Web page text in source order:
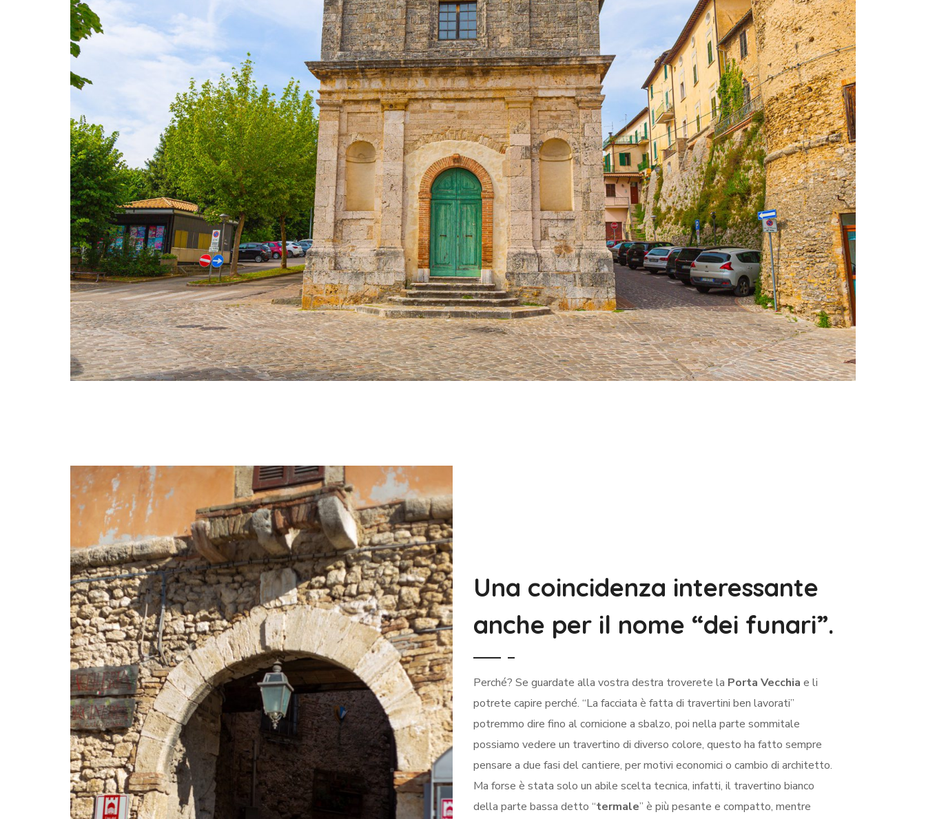
Una coincidenza interessante
anche per il nome “dei funari”.
Perché? Se guardate alla vostra destra troverete la Porta Vecchia e li
potrete capire perché. “La facciata è fatta di travertini ben lavorati”
potremmo dire fino al cornicione a sbalzo, poi nella parte sommitale
possiamo vedere un travertino di diverso colore, questo ha fatto sempre
pensare a due fasi del cantiere, per motivi economici o cambio di architetto.
Ma forse è stata solo un abile scelta tecnica, infatti, il travertino bianco
della parte bassa detto “termale” è più pesante e compatto, mentre